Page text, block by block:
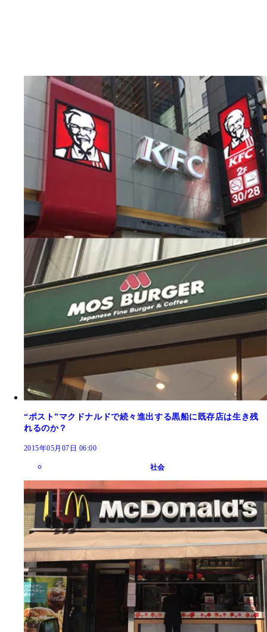
“ポスト”マクドナルドで続々進出する黒船に既存店は生き残
れるのか？
2015年05月07日 06:00
社会